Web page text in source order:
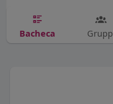
Bacheca